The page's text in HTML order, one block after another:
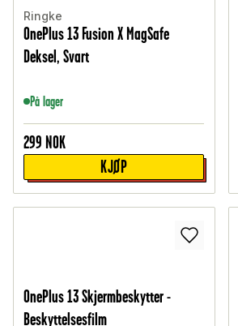
Ringke
OnePlus 13 Fusion X MagSafe
Deksel, Svart
På lager
299 NOK
KJØP
OnePlus 13 Skjermbeskytter -
Beskyttelsesfilm